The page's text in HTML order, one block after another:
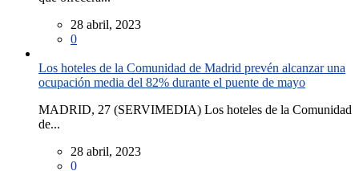
28 abril, 2023
0
Los hoteles de la Comunidad de Madrid prevén alcanzar una
ocupación media del 82% durante el puente de mayo
MADRID, 27 (SERVIMEDIA) Los hoteles de la Comunidad
de...
28 abril, 2023
0